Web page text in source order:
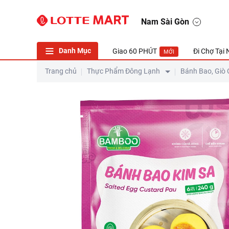
Nam Sài Gòn
Danh Mục Giao 60 PHÚT MỚI Đi Chợ Tại
Trang chủ Thực Phẩm Đông Lạnh Bánh Bao, Giò